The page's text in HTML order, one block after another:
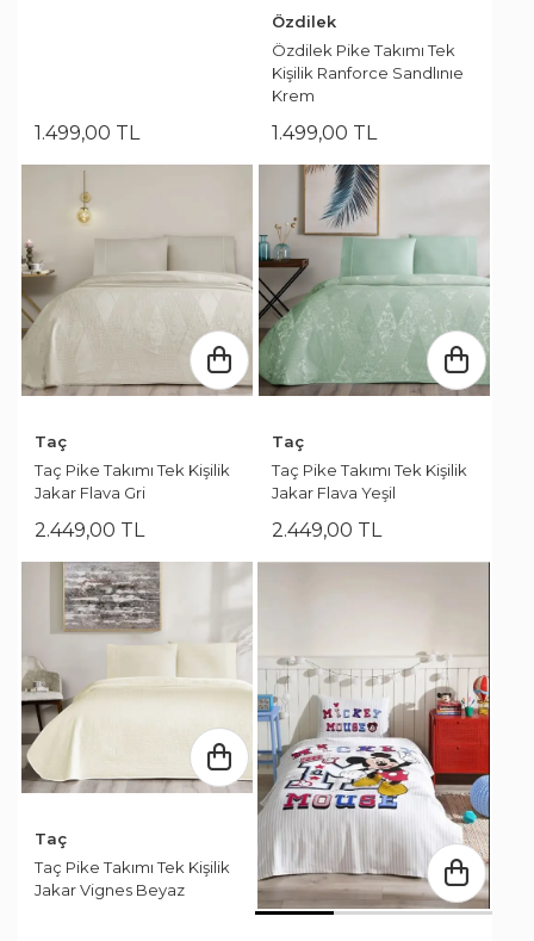
1.499,00 TL
Özdilek
Özdilek Pike Takımı Tek
Kişilik Ranforce Sandlınıe
Krem
1.499,00 TL
Taç
Taç Pike Takımı Tek Kişilik
Jakar Flava Gri
2.449,00 TL
Taç
Taç Pike Takımı Tek Kişilik
Jakar Flava Yeşil
2.449,00 TL
Taç
Taç Pike Takımı Tek Kişilik
Jakar Vignes Beyaz